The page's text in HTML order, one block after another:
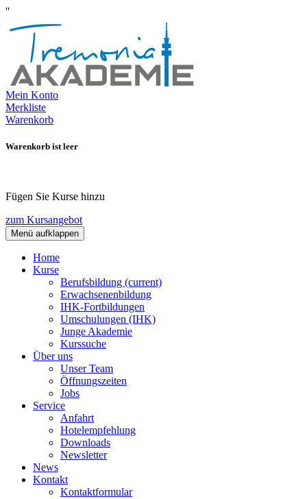
''
Mein Konto
Merkliste
Warenkorb
Warenkorb ist leer
Fügen Sie Kurse hinzu
zum Kursangebot
Menü aufklappen
Home
Kurse
Berufsbildung (current)
Erwachsenenbildung
IHK-Fortbildungen
Umschulungen (IHK)
Junge Akademie
Kurssuche
Über uns
Unser Team
Öffnungszeiten
Jobs
Service
Anfahrt
Hotelempfehlung
Downloads
Newsletter
News
Kontakt
Kontaktformular